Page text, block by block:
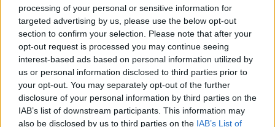
processing of your personal or sensitive information for
targeted advertising by us, please use the below opt-out
section to confirm your selection. Please note that after your
opt-out request is processed you may continue seeing
interest-based ads based on personal information utilized by
us or personal information disclosed to third parties prior to
your opt-out. You may separately opt-out of the further
disclosure of your personal information by third parties on the
IAB’s list of downstream participants. This information may
also be disclosed by us to third parties on the IAB’s List of
erreichte, wusste ich, dass ich nicht aufhören würde zu
treten. Oben angekommen trank ich an einem
Baumstamm – und spürte eine Freude, die ich bis heute
mit dem Radsport verbinde. Im Tal stand die
Entscheidung an: zurück oder weiter nach Avoriaz. Ich
fuhr weiter, ohne anzuhalten, und schaffte auch den
zweiten Anstieg. Mit meinem knallroten, eigentlich
lächerlichen Rad überholte ich Fahrer auf echten
Rennrädern. Wieder dieses Glück.
Dieses unverfälschte Gefühl begleitet mich bis heute –